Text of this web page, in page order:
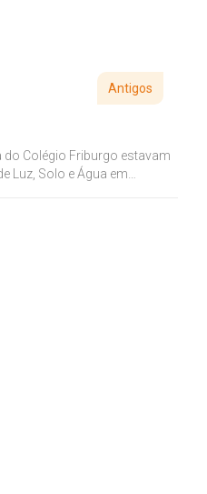
Antigos
Colégio Friburgo estavam
Luz, Solo e Água em